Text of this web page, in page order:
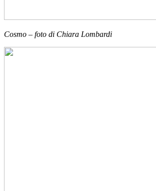
Cosmo – foto di Chiara Lombardi